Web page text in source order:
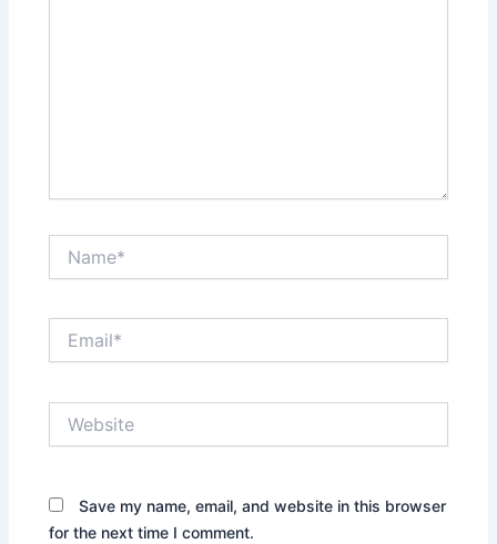
Save my name, email, and website in this browser
for the next time I comment.